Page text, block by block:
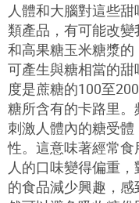
人體和大腦對這些
類產品，有可能改
和高果糖玉米糖漿
可產生與糖相當的
度是蔗糖的100至200
糖所含有的卡路里
刺激人體內的糖受
性。這意味著經常
人的口味變得偏重
的食品減少興趣，